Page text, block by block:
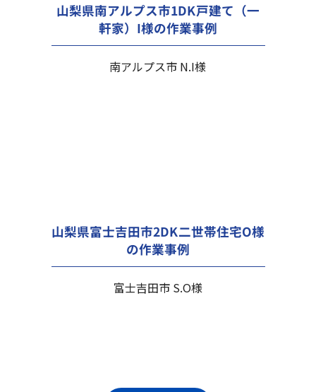
山梨県南アルプス市1DK戸建て（一
軒家）I様の作業事例
南アルプス市 N.I様
山梨県富士吉田市2DK二世帯住宅O様
の作業事例
富士吉田市 S.O様